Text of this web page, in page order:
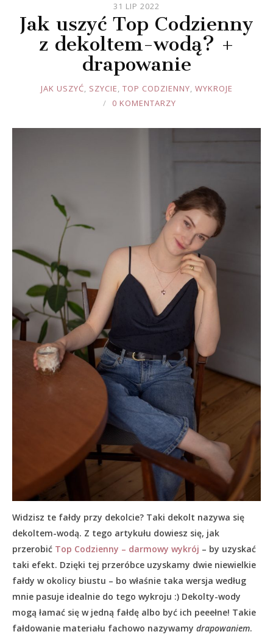
31 LIP 2022
Jak uszyć Top Codzienny
z dekoltem-wodą? +
drapowanie
JOULE
JAK USZYĆ, SZYCIE, TOP CODZIENNY, WYKROJE
0 KOMENTARZY
Widzisz te fałdy przy dekolcie? Taki dekolt nazywa się
dekoltem-wodą. Z tego artykułu dowiesz się, jak
przerobić Top Codzienny – darmowy wykrój – by uzyskać
taki efekt. Dzięki tej przeróbce uzyskamy dwie niewielkie
fałdy w okolicy biustu – bo właśnie taka wersja według
mnie pasuje idealnie do tego wykroju :) Dekolty-wody
mogą łamać się w jedną fałdę albo być ich peeełne! Takie
fałdowanie materiału fachowo nazywamy drapowaniem.